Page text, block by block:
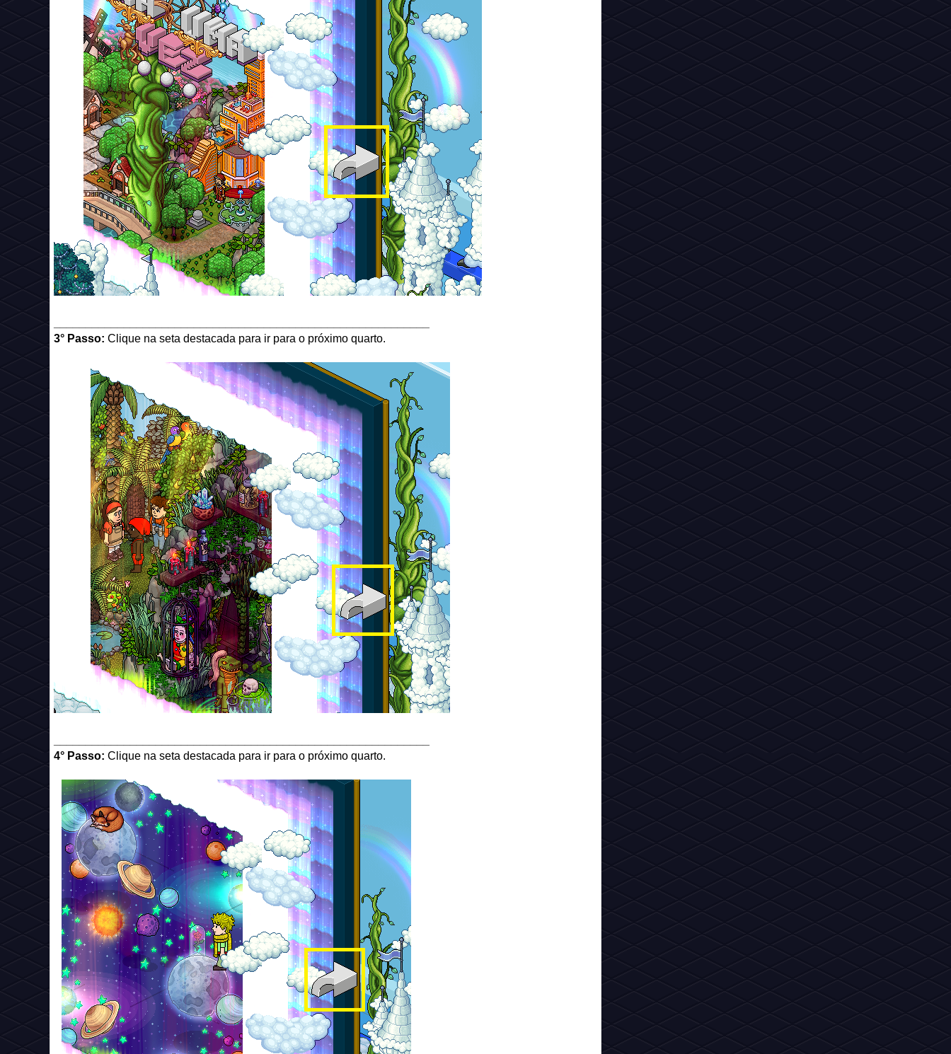
3° Passo: Clique na seta destacada para ir para o próximo quarto.
4° Passo: Clique na seta destacada para ir para o próximo quarto.